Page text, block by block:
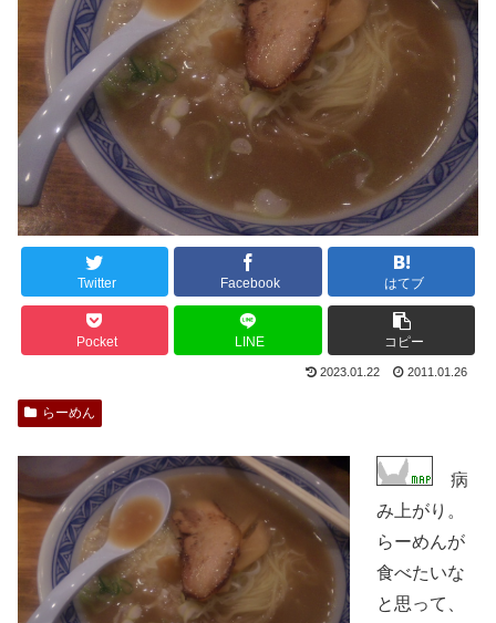
Twitter Facebook はてブ
Pocket LINE コピー
2023.01.22 2011.01.26
らーめん
病
み上がり。
らーめんが
食べたいな
と思って、